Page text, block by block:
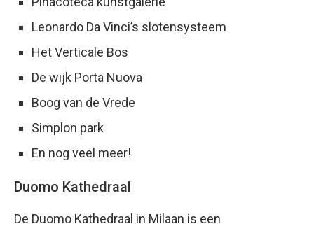
Leonardo Da Vinci’s slotensysteem
Het Verticale Bos
De wijk Porta Nuova
Boog van de Vrede
Simplon park
En nog veel meer!
Duomo Kathedraal
De Duomo Kathedraal in Milaan is een